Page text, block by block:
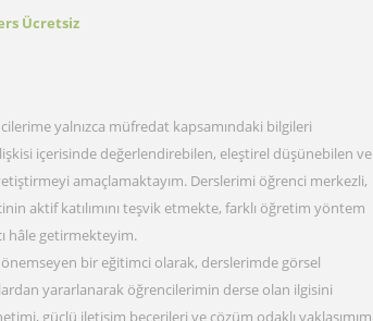
Ücretsiz
yalnızca müfredat kapsamındaki bilgileri
içerisinde değerlendirebilen, eleştirel düşünebilen ve
amaçlamaktayım. Derslerimi öğrenci merkezli,
aktif katılımını teşvik etmekte, farklı öğretim yöntem
hâle getirmekteyim.
bir eğitimci olarak, derslerimde görsel
yararlanarak öğrencilerimin derse olan ilgisini
güçlü iletişim becerileri ve çözüm odaklı yaklaşımım